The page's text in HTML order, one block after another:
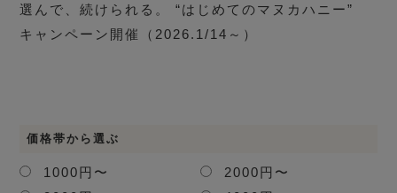
選んで、続けられる。 “はじめてのマヌカハニー”
キャンペーン開催（2026.1/14～）
価格帯から選ぶ
1000円〜
2000円〜